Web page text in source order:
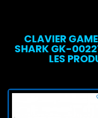
CLAVIER
SHARK GK-
LES